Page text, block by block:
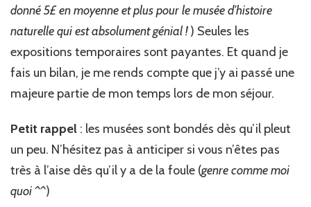
donné 5£ en moyenne et plus pour le musée d’histoire
naturelle qui est absolument génial !) Seules les
expositions temporaires sont payantes. Et quand je
fais un bilan, je me rends compte que j’y ai passé une
majeure partie de mon temps lors de mon séjour.
Petit rappel : les musées sont bondés dès qu’il pleut
un peu. N’hésitez pas à anticiper si vous n’êtes pas
très à l’aise dès qu’il y a de la foule (genre comme moi
quoi ^^)